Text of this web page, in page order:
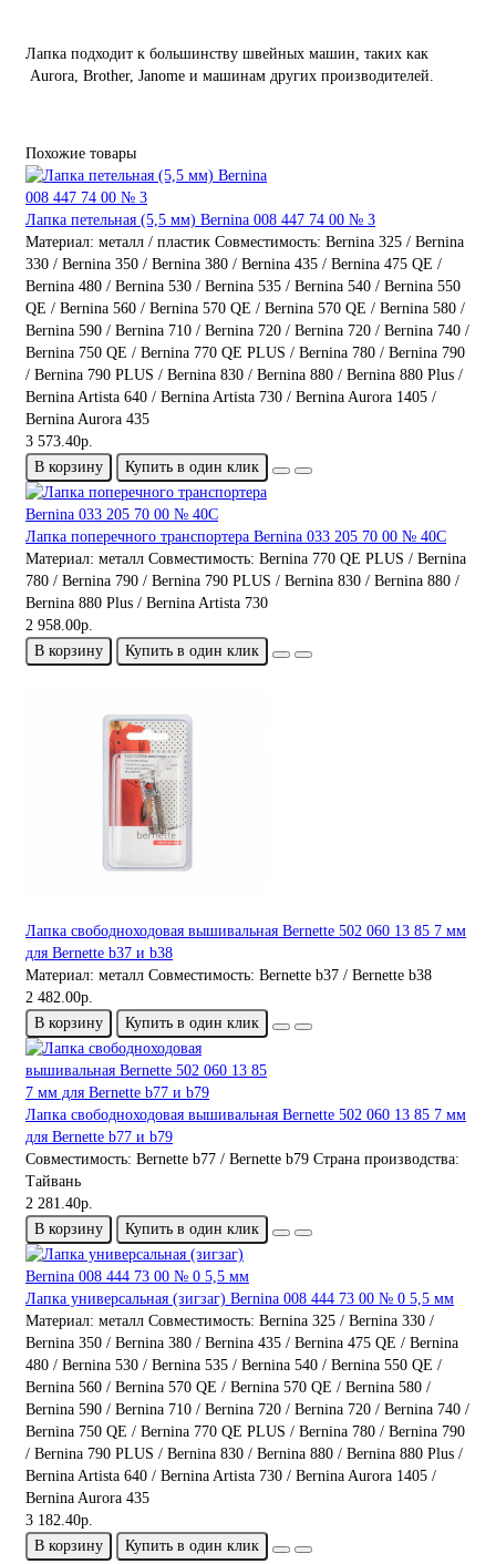
Лапка подходит к большинству швейных машин, таких как
Aurora, Brother, Janome и машинам других производителей.
Похожие товары
Лапка петельная (5,5 мм) Bernina 008 447 74 00 № 3
Материал: металл / пластик Совместимость: Bernina 325 / Bernina
330 / Bernina 350 / Bernina 380 / Bernina 435 / Bernina 475 QE /
Bernina 480 / Bernina 530 / Bernina 535 / Bernina 540 / Bernina 550
QE / Bernina 560 / Bernina 570 QE / Bernina 570 QE / Bernina 580 /
Bernina 590 / Bernina 710 / Bernina 720 / Bernina 720 / Bernina 740 /
Bernina 750 QE / Bernina 770 QE PLUS / Bernina 780 / Bernina 790
/ Bernina 790 PLUS / Bernina 830 / Bernina 880 / Bernina 880 Plus /
Bernina Artista 640 / Bernina Artista 730 / Bernina Aurora 1405 /
Bernina Aurora 435
3 573.40р.
В корзину
Купить в один клик
Лапка поперечного транспортера Bernina 033 205 70 00 № 40С
Материал: металл Совместимость: Bernina 770 QE PLUS / Bernina
780 / Bernina 790 / Bernina 790 PLUS / Bernina 830 / Bernina 880 /
Bernina 880 Plus / Bernina Artista 730
2 958.00р.
В корзину
Купить в один клик
Лапка свободноходовая вышивальная Bernette 502 060 13 85 7 мм
для Bernette b37 и b38
Материал: металл Совместимость: Bernette b37 / Bernette b38
2 482.00р.
В корзину
Купить в один клик
Лапка свободноходовая вышивальная Bernette 502 060 13 85 7 мм
для Bernette b77 и b79
Совместимость: Bernette b77 / Bernette b79 Страна производства:
Тайвань
2 281.40р.
В корзину
Купить в один клик
Лапка универсальная (зигзаг) Bernina 008 444 73 00 № 0 5,5 мм
Материал: металл Совместимость: Bernina 325 / Bernina 330 /
Bernina 350 / Bernina 380 / Bernina 435 / Bernina 475 QE / Bernina
480 / Bernina 530 / Bernina 535 / Bernina 540 / Bernina 550 QE /
Bernina 560 / Bernina 570 QE / Bernina 570 QE / Bernina 580 /
Bernina 590 / Bernina 710 / Bernina 720 / Bernina 720 / Bernina 740 /
Bernina 750 QE / Bernina 770 QE PLUS / Bernina 780 / Bernina 790
/ Bernina 790 PLUS / Bernina 830 / Bernina 880 / Bernina 880 Plus /
Bernina Artista 640 / Bernina Artista 730 / Bernina Aurora 1405 /
Bernina Aurora 435
3 182.40р.
В корзину
Купить в один клик